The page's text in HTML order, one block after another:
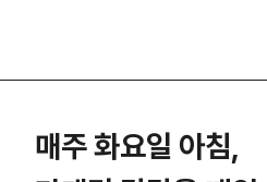
매주 화요일 아침,